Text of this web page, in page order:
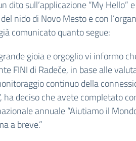
dito sull’applicazione “My Hello”
nido di Novo Mesto e con
comunicato quanto segue:
gioia e orgoglio vi informo
FINI di Radeče, in base alle
continuo della
ha deciso che avete completato
annuale “Aiutiamo il
a breve.”